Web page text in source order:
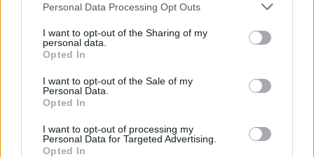
Personal Data Processing Opt Outs
I want to opt-out of the Sharing of my
personal data.
Opted In
I want to opt-out of the Sale of my
Personal Data.
Opted In
I want to opt-out of processing my
Personal Data for Targeted Advertising.
Opted In
Produits similaires
Belle Poitevine